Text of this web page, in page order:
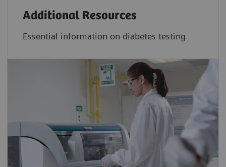
Additional Resources
Essential information on diabetes testing